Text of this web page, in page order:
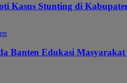
Kasus Stunting di
Banten Edukasi